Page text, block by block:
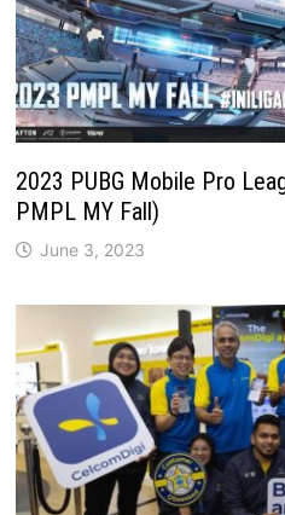
2023 PUBG Mobile Pro
PMPL MY Fall)
June 3, 2023